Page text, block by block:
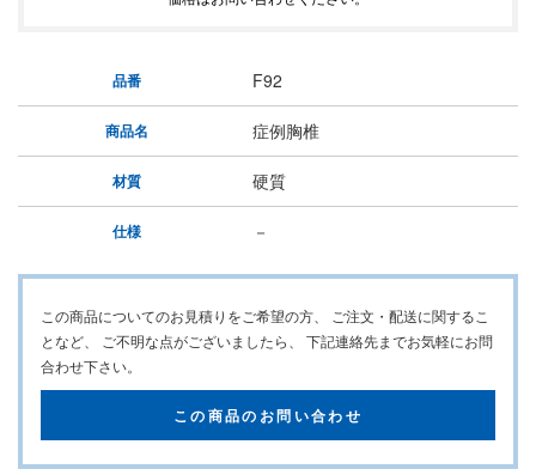
品番 F92
商品名 症例胸椎
材質 硬質
仕様 －
この商品についてのお見積りをご希望の方、
ご注文・配送に関するこ
となど、 ご不明な点がございましたら、
下記連絡先までお気軽にお問
合わせ下さい。
この商品のお問い合わせ